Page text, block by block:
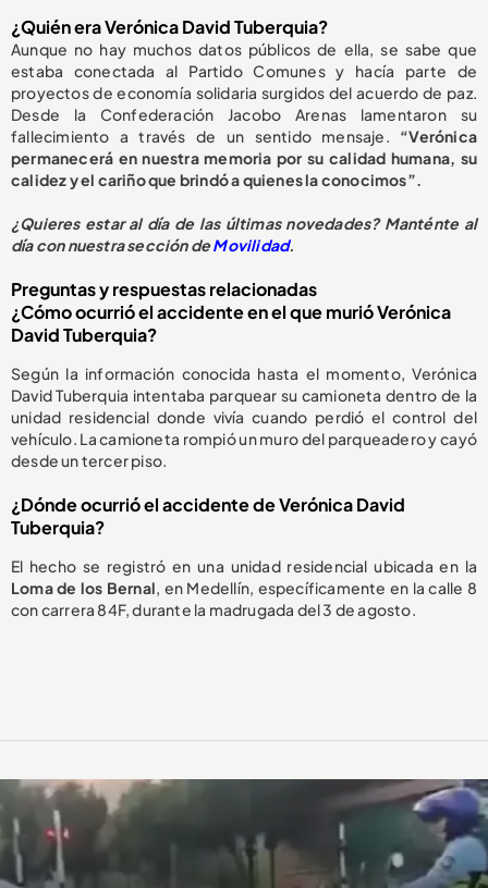
¿Quién era Verónica David Tuberquia?
Aunque no hay muchos datos públicos de ella, se sabe que
estaba conectada al Partido Comunes y hacía parte de
proyectos de economía solidaria surgidos del acuerdo de paz.
Desde la Confederación Jacobo Arenas lamentaron su
fallecimiento a través de un sentido mensaje. “Verónica
permanecerá en nuestra memoria por su calidad humana, su
calidez y el cariño que brindó a quienes la conocimos”.
¿Quieres estar al día de las últimas novedades? Manténte al
día con nuestra sección deMovilidad.
Preguntas y respuestas relacionadas
¿Cómo ocurrió el accidente en el que murió Verónica
David Tuberquia?
Según la información conocida hasta el momento, Verónica
David Tuberquia intentaba parquear su camioneta dentro de la
unidad residencial donde vivía cuando perdió el control del
vehículo. La camioneta rompió un muro del parqueadero y cayó
desde un tercer piso.
¿Dónde ocurrió el accidente de Verónica David
Tuberquia?
El hecho se registró en una unidad residencial ubicada en la
Loma de los Bernal, en Medellín, específicamente en la calle 8
con carrera 84F, durante la madrugada del 3 de agosto.